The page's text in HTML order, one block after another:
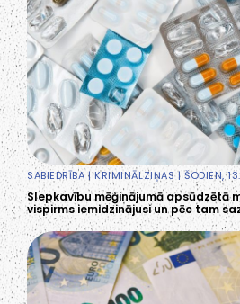
SABIEDRĪBA |KRIMINĀLZIŅAS| ŠODIEN,
Slepkavību mēģinājumā apsūdzētā
vispirms iemidzinājusi un pēc tam